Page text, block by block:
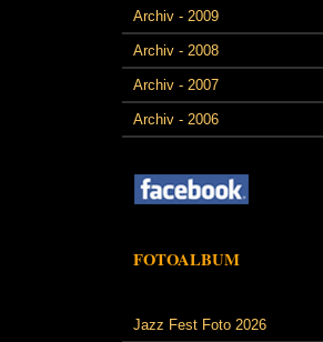
Archiv - 2009
Archiv - 2008
Archiv - 2007
Archiv - 2006
FOTOALBUM
Jazz Fest Foto 2026